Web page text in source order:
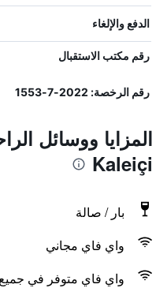
الدفع والإلغاء
رقم مكتب الاستقبال
رقم الرخصة: 2022-7-1553
Kaleiçi
بار / صالة
واي فاي مجاني
واي فاي متوفر في